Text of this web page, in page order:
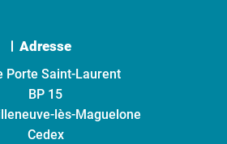
Adresse
Porte Saint-Laurent
BP 15
lès-Maguelone
Cedex